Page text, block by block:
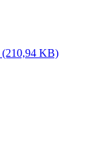
(210,94 KB)